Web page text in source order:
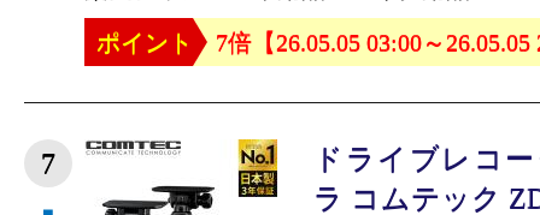
ポイント
7倍【26.05.05 03:00～26.05.05
7
ドライブレコ
ラ コムテック